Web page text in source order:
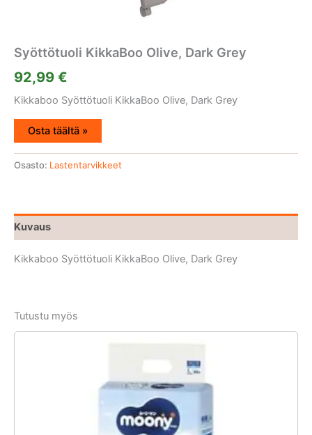
Syöttötuoli KikkaBoo Olive, Dark Grey
92,99 €
Kikkaboo Syöttötuoli KikkaBoo Olive, Dark Grey
Osta täältä »
Osasto: Lastentarvikkeet
Kuvaus
Kikkaboo Syöttötuoli KikkaBoo Olive, Dark Grey
Tutustu myös